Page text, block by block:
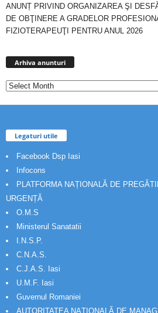
ANUNȚ PRIVIND ORGANIZAREA ŞI
DE OBŢINERE A GRADELOR
FIZIOTERAPEUŢI PENTRU ANUL 2026
Arhiva anunturi
Legaturi utile
Facebook Dsp Iasi
Infocons
PLATFORMA NAȚIONALĂ DE
URGENȚĂ
O.M.S
Ministerul Sanatatii
I.N.S.P.
C.N.A.S.
C.J.A.S. Iasi
U.M.F. Iasi
Guvernul Romaniei
AUTORITATEA NAȚIONALĂ DE